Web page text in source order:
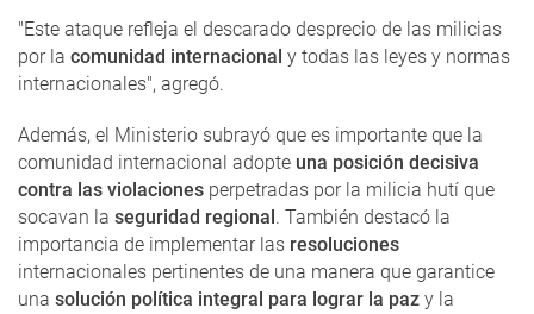
"Este ataque refleja el descarado desprecio de las milicias
por la comunidad internacional y todas las leyes y normas
internacionales", agregó.
Además, el Ministerio subrayó que es importante que la
comunidad internacional adopte una posición decisiva
contra las violaciones perpetradas por la milicia hutí que
socavan la seguridad regional . También destacó la
importancia de implementar las resoluciones
internacionales pertinentes de una manera que garantice
una solución política integral para lograr la paz y la